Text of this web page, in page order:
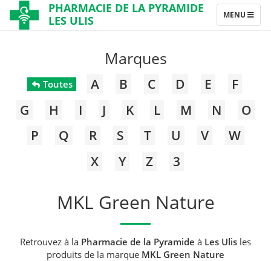
PHARMACIE DE LA PYRAMIDE
LES ULIS
TOGGLE
NAVIGATION
MENU
Marques
Toutes A B C D E
F
G
H I J K L M N
O
P
Q R S T U V
W
X
Y Z 3
MKL Green Nature
Retrouvez à la Pharmacie de la Pyramide à Les Ulis les
produits de la marque MKL Green Nature